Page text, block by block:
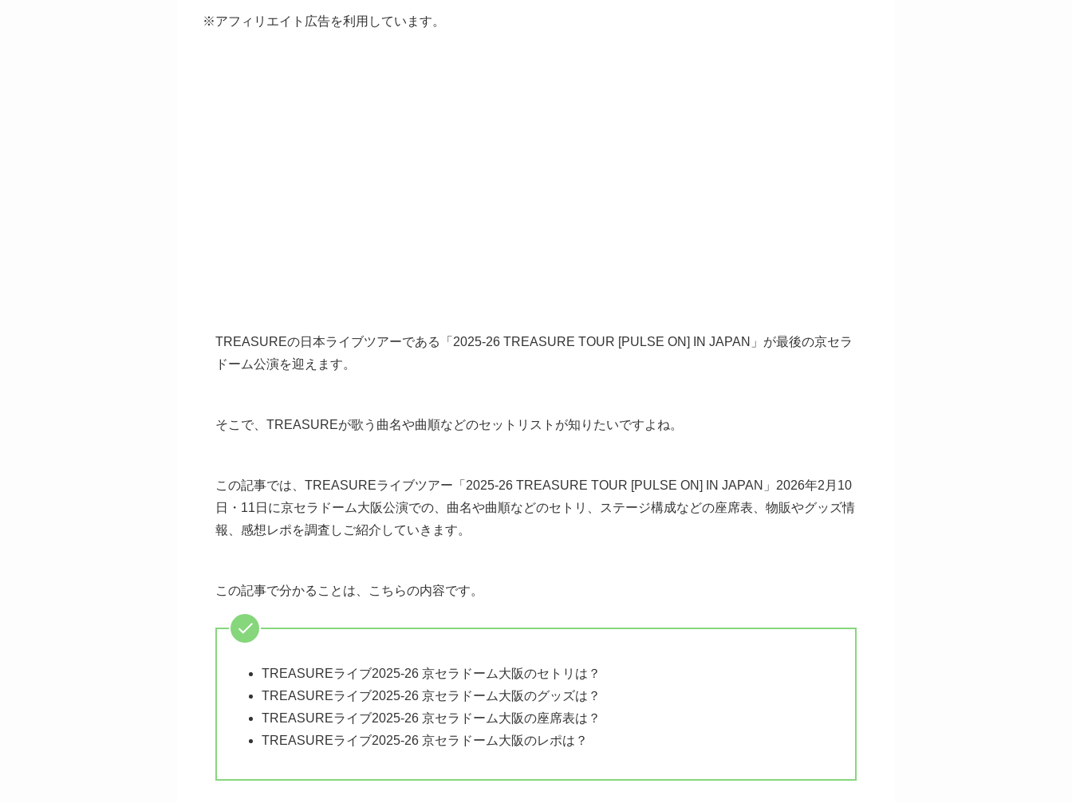
※アフィリエイト広告を利用しています。
TREASUREの日本ライブツアーである「2025-26 TREASURE TOUR [PULSE ON] IN JAPAN」が最後の京セラ
ドーム公演を迎えます。
そこで、TREASUREが歌う曲名や曲順などのセットリストが知りたいですよね。
この記事では、TREASUREライブツアー「2025-26 TREASURE TOUR [PULSE ON] IN JAPAN」2026年2月10
日・11日に京セラドーム大阪公演での、曲名や曲順などのセトリ、ステージ構成などの座席表、物販やグッズ情
報、感想レポを調査しご紹介していきます。
この記事で分かることは、こちらの内容です。
TREASUREライブ2025-26 京セラドーム大阪のセトリは？
TREASUREライブ2025-26 京セラドーム大阪のグッズは？
TREASUREライブ2025-26 京セラドーム大阪の座席表は？
TREASUREライブ2025-26 京セラドーム大阪のレポは？